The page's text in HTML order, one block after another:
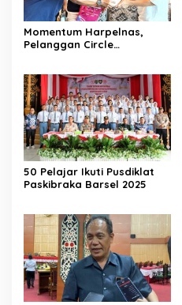
Momentum Harpelnas,
Pelanggan Circle
50 Pelajar Ikuti Pusdiklat
Paskibraka Barsel 2025